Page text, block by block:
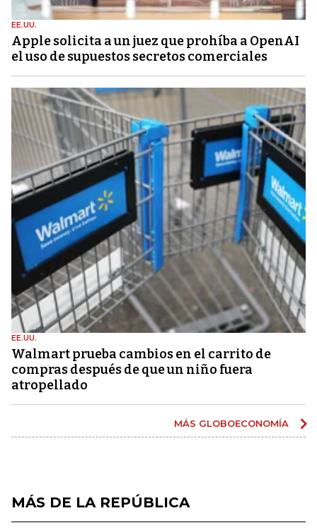
EE.UU.
Apple solicita a un juez que prohíba a OpenAI
el uso de supuestos secretos comerciales
EE.UU.
Walmart prueba cambios en el carrito de
compras después de que un niño fuera
atropellado
MÁS GLOBOECONOMÍA
MÁS DE LA REPÚBLICA